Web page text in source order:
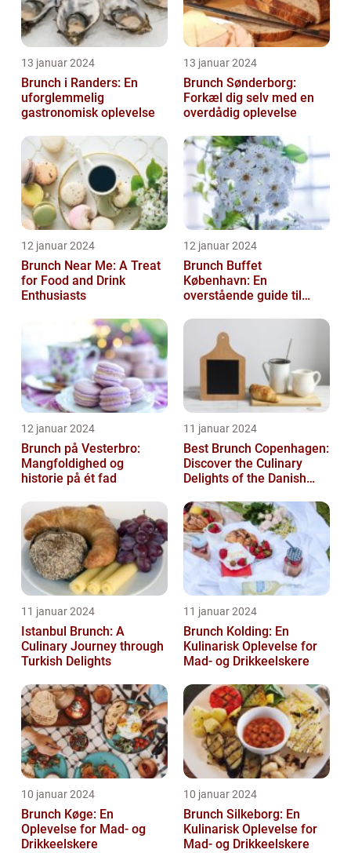
13 januar 2024
Brunch i Randers: En
uforglemmelig
gastronomisk oplevelse
13 januar 2024
Brunch Sønderborg:
Forkæl dig selv med en
overdådig oplevelse
12 januar 2024
Brunch Near Me: A Treat
for Food and Drink
Enthusiasts
12 januar 2024
Brunch Buffet
København: En
overstående guide til
12 januar 2024
Brunch på Vesterbro:
Mangfoldighed og
historie på ét fad
11 januar 2024
Best Brunch Copenhagen:
Discover the Culinary
Delights of the Danish
11 januar 2024
Istanbul Brunch: A
Culinary Journey through
Turkish Delights
11 januar 2024
Brunch Kolding: En
Kulinarisk Oplevelse for
Mad- og Drikkeelskere
10 januar 2024
Brunch Køge: En
Oplevelse for Mad- og
Drikkeelskere
10 januar 2024
Brunch Silkeborg: En
Kulinarisk Oplevelse for
Mad- og Drikkeelskere